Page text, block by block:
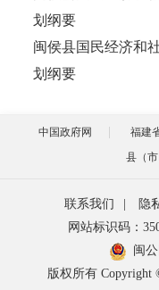
划纲要
闽侯县国民经济和
划纲要
中国政府网 福建
县（
联系我们 隐
网站标识码：
闽
版权所有 Copyright